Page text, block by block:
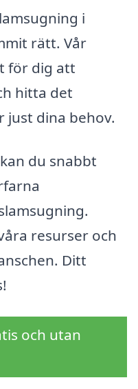
i
rätt. Vår
för dig att
hitta det
dina behov.
du snabbt
resurser och
Ditt
och utan